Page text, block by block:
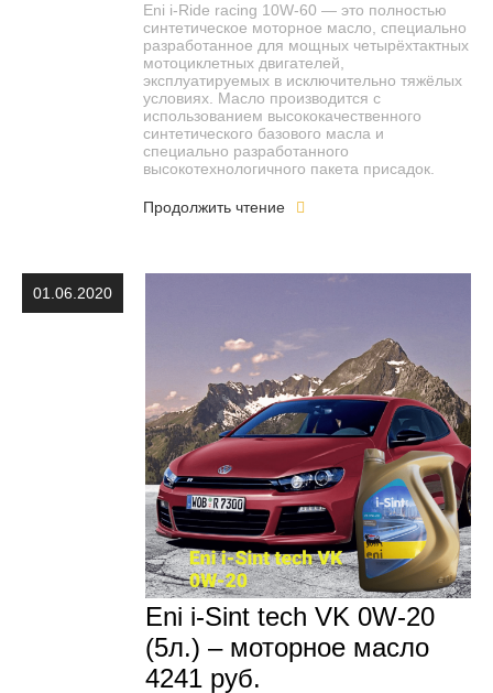
Eni i-Ride racing 10W-60 — это полностью
синтетическое моторное масло, специально
разработанное для мощных четырёхтактных
мотоциклетных двигателей,
эксплуатируемых в исключительно тяжёлых
условиях. Масло производится с
использованием высококачественного
синтетического базового масла и
специально разработанного
высокотехнологичного пакета присадок.
Продолжить чтение
01.06.2020
Eni i-Sint tech VK 0W-20
(5л.) – моторное масло
4241 руб.